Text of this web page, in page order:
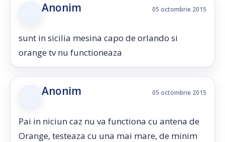
Anonim 05 octombrie 2015
sunt in sicilia mesina capo de orlando si
orange tv nu functioneaza
Anonim 05 octombrie 2015
Pai in niciun caz nu va functiona cu antena de
Orange, testeaza cu una mai mare, de minim